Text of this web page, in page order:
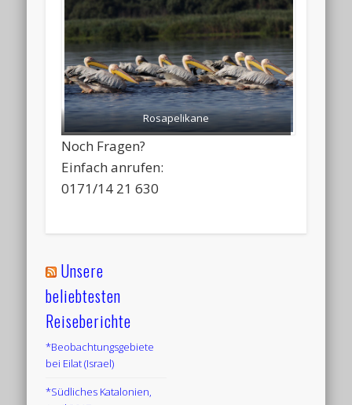
Rosapelikane
Noch Fragen?
Einfach anrufen:
0171/14 21 630
Unsere
beliebtesten
Reiseberichte
*Beobachtungsgebiete
bei Eilat (Israel)
*Südliches Katalonien,